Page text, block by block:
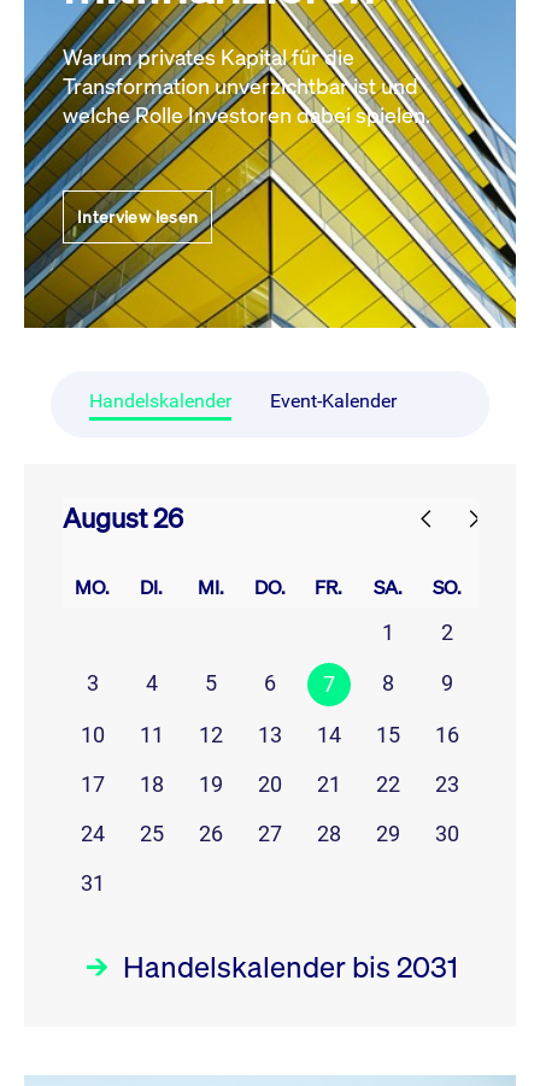
Warum privates Kapital für die
Transformation unverzichtbar ist und
welche Rolle Investoren dabei spielen.
Interview lesen
Handelskalender Event-Kalender
August 26
MO. DI. MI. DO. FR. SA. SO.
1
2
3
4 5 6 7 8 9
10 11 12 13 14 15
16
17
18 19 20 21 22
23
24
25 26 27 28 29
30
31
Handelskalender bis 2031